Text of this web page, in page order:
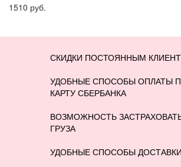
1510 руб.
СКИДКИ ПОСТОЯННЫМ
УДОБНЫЕ СПОСОБЫ ОПЛАТЫ
КАРТУ СБЕРБАНКА
ВОЗМОЖНОСТЬ
ГРУЗА
УДОБНЫЕ СПОСОБЫ ДОСТАВКИ